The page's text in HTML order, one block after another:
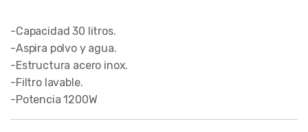
-Capacidad 30 litros.
-Aspira polvo y agua.
-Estructura acero inox.
-Filtro lavable.
-Potencia 1200W